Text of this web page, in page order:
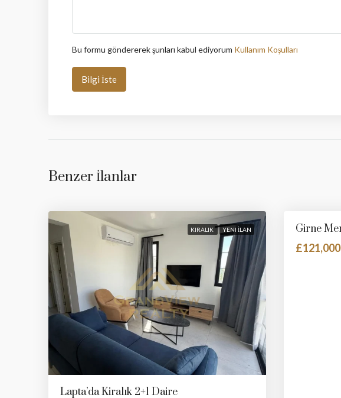
Bu formu göndererek şunları kabul ediyorum Kullanım Koşulları
Bilgi İste
Benzer İlanlar
KIRALIK YENI İLAN
Lapta’da Kiralık 2+1 Daire
£121,000